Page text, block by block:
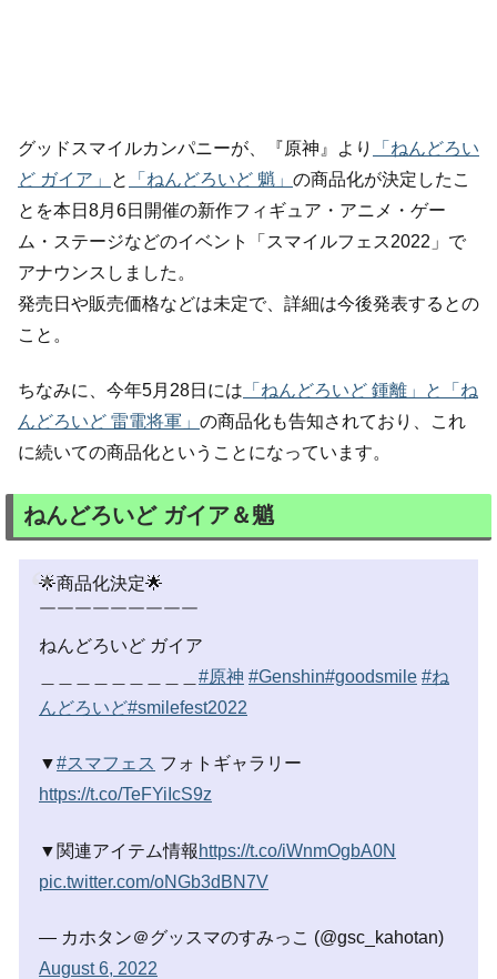
グッドスマイルカンパニーが、『原神』より
「ねんどろい
ど ガイア」
と 「ねんどろいど 魈」 の商品化が決定したこ
とを本日8月6日開催の新作フィギュア・アニメ・ゲー
ム・ステージなどのイベント「スマイルフェス2022」で
アナウンスしました。
発売日や販売価格などは未定で、詳細は今後発表するとの
こと。
ちなみに、今年5月28日には 「ねんどろいど 鍾離」と「ね
んどろいど 雷電将軍」 の商品化も告知されており、これ
に続いての商品化ということになっています。
ねんどろいど ガイア＆魈
🌟商品化決定🌟
￣￣￣￣￣￣￣￣￣
ねんどろいど ガイア
#原神 #Genshin#goodsmile #ね
んどろいど#smilefest2022
▼#スマフェス フォトギャラリー
https://t.co/TeFYiIcS9z
▼関連アイテム情報 https://t.co/iWnmOgbA0N
pic.twitter.com/oNGb3dBN7V
— カホタン＠グッスマのすみっこ (@gsc_kahotan)
August 6, 2022